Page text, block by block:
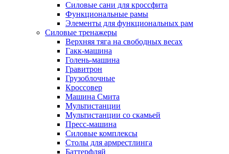
Силовые сани для кроссфита
Функциональные рамы
Элементы для функциональных рам
Силовые тренажеры
Верхняя тяга на свободных весах
Гакк-машина
Голень-машина
Гравитрон
Грузоблочные
Кроссовер
Машина Смита
Мультистанции
Мультистанции со скамьей
Пресс-машина
Силовые комплексы
Столы для армрестлинга
Баттерфляй